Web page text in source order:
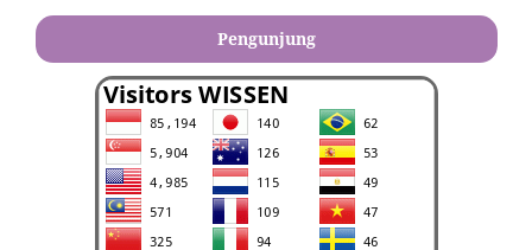
Pengunjung